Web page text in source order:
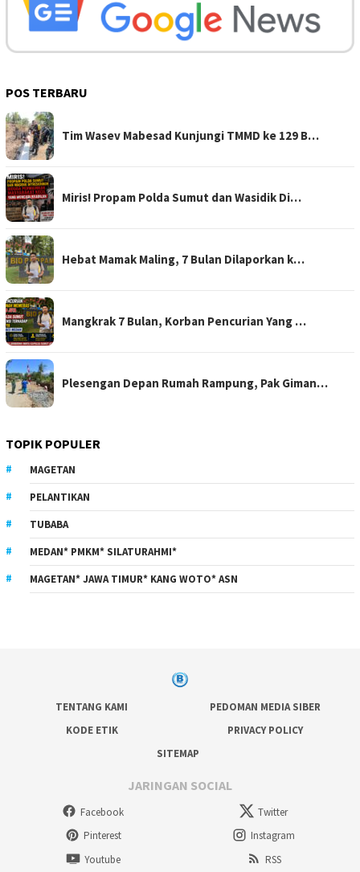
POS TERBARU
Tim Wasev Mabesad Kunjungi TMMD ke 129 B…
Miris! Propam Polda Sumut dan Wasidik Di…
Hebat Mamak Maling, 7 Bulan Dilaporkan k…
Mangkrak 7 Bulan, Korban Pencurian Yang …
Plesengan Depan Rumah Rampung, Pak Giman…
TOPIK POPULER
MAGETAN
PELANTIKAN
TUBABA
MEDAN* PMKM* SILATURAHMI*
MAGETAN* JAWA TIMUR* KANG WOTO* ASN
TENTANG KAMI
PEDOMAN MEDIA SIBER
KODE ETIK
PRIVACY POLICY
SITEMAP
JARINGAN SOCIAL
Facebook
Twitter
Pinterest
Instagram
Youtube
RSS